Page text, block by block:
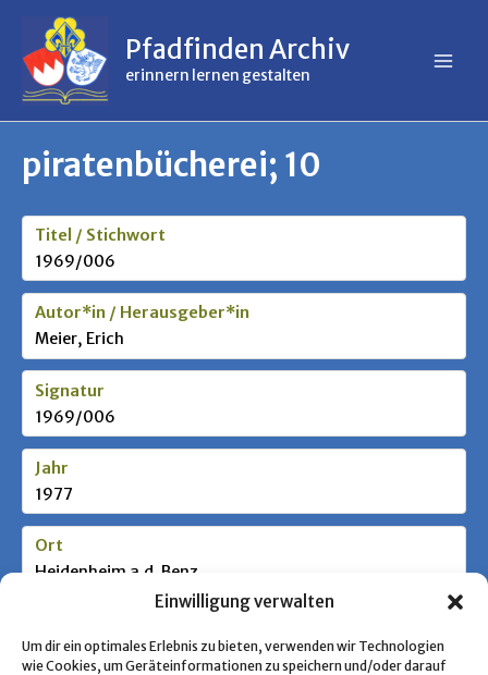
Einwilligung verwalten
Um dir ein optimales Erlebnis zu bieten, verwenden wir Technologien
wie Cookies, um Geräteinformationen zu speichern und/oder darauf
springen
springen
Pfadfinden Archiv
erinnern lernen gestalten
piratenbücherei; 10
Titel / Stichwort
1969/006
Autor*in / Herausgeber*in
Meier, Erich
Signatur
1969/006
Jahr
1977
Ort
Heidenheim a.d. Benz